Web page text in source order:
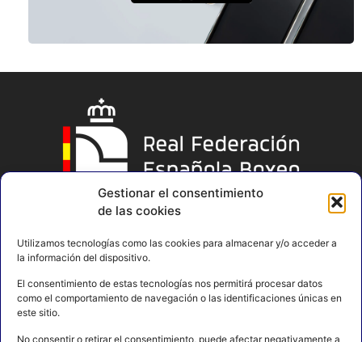
Gestionar el consentimiento
de las cookies
Utilizamos tecnologías como las cookies para almacenar y/o acceder a
la información del dispositivo.
El consentimiento de estas tecnologías nos permitirá procesar datos
como el comportamiento de navegación o las identificaciones únicas en
este sitio.
No consentir o retirar el consentimiento, puede afectar negativamente a